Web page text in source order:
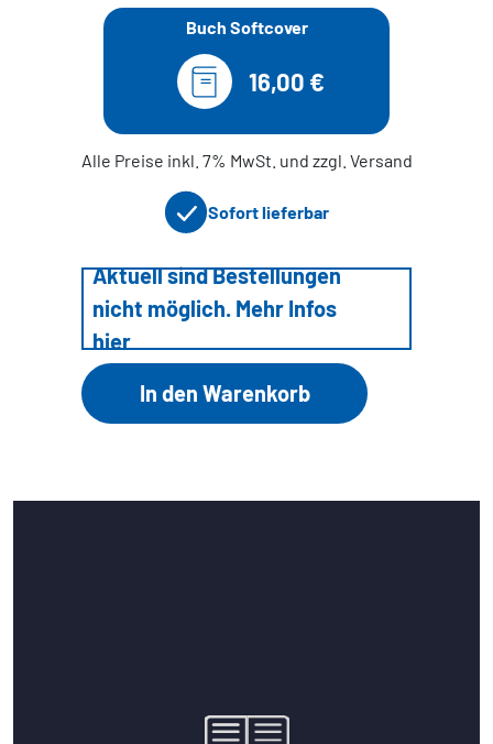
Buch Softcover
16,00 €
Alle Preise inkl. 7% MwSt. und zzgl. Versand
Sofort lieferbar
Aktuell sind Bestellungen
nicht möglich. Mehr Infos
hier